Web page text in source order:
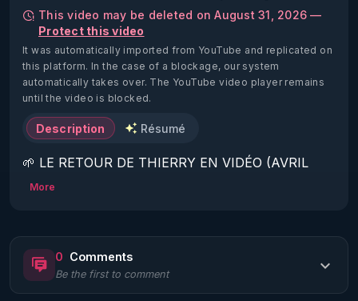
This video may be deleted on August 31, 2026 —
Protect this video
It was automatically imported from YouTube and replicated on
this platform. In the case of a blockage, our system
automatically takes over. The YouTube video player remains
until the video is blocked.
Description Résumé
🌱 LE RETOUR DE THIERRY EN VIDÉO (AVRIL
2022)!
https://www.rgnr.fr/presentation.html
🌱 LE MAGAZINE RÉGÉNÈRE
More
0 Comments
Be the first to comment